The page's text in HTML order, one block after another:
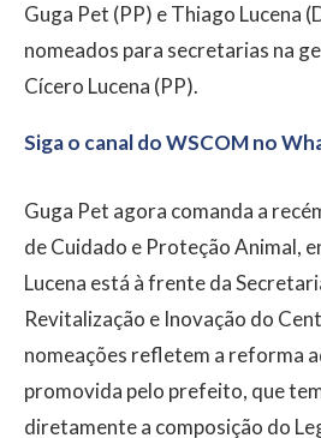
Guga Pet (PP) e Thiago Lucena
nomeados para secretarias na
Cícero Lucena (PP).
Siga o canal do WSCOM no
Guga Pet agora comanda a
de Cuidado e Proteção Animal,
Lucena está à frente da
Revitalização e Inovação do
nomeações refletem a reforma
promovida pelo prefeito, que
diretamente a composição do